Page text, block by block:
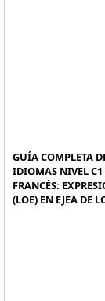
GUÍA COMPLETA
IDIOMAS NIVEL C1
FRANCÉS:
(LOE) EN EJEA DE